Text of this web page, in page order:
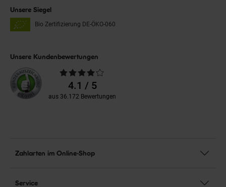
Unsere Siegel
Bio Zertifizierung DE-ÖKO-060
Unsere Kundenbewertungen
Durchschnittliche
Bewertungen4.1 / 5
aus 36.172 Bewertungen
Zahlarten im Online-Shop
Service